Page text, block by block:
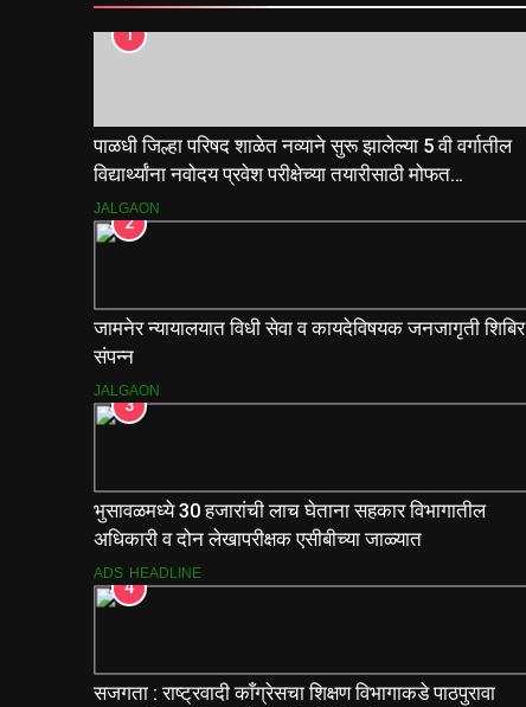
1
पाळधी जिल्हा परिषद शाळेत नव्याने सुरू झालेल्या 5 वी वर्गातील
विद्यार्थ्यांना नवोदय प्रवेश परीक्षेच्या तयारीसाठी मोफत
मार्गदर्शिकांचे वाटप.
JALGAON
2
जामनेर न्यायालयात विधी सेवा व कायदेविषयक जनजागृती शिबिर
संपन्न
JALGAON
3
भुसावळमध्ये 30 हजारांची लाच घेताना सहकार विभागातील
अधिकारी व दोन लेखापरीक्षक एसीबीच्या जाळ्यात
ADS HEADLINE
4
सजगता : राष्ट्रवादी काँग्रेसचा शिक्षण विभागाकडे पाठपुरावा